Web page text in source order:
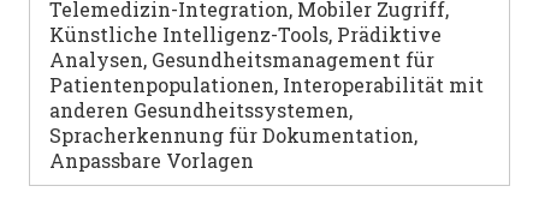
Telemedizin-Integration, Mobiler Zugriff,
Künstliche Intelligenz-Tools, Prädiktive
Analysen, Gesundheitsmanagement für
Patientenpopulationen, Interoperabilität mit
anderen Gesundheitssystemen,
Spracherkennung für Dokumentation,
Anpassbare Vorlagen